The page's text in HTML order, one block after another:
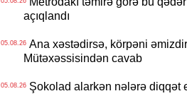
açıqlandı
05.08.26Ana xəstədirsə, körpəni
Mütəxəssisindən cavab
05.08.26Şokolad alarkən nələrə diqqət